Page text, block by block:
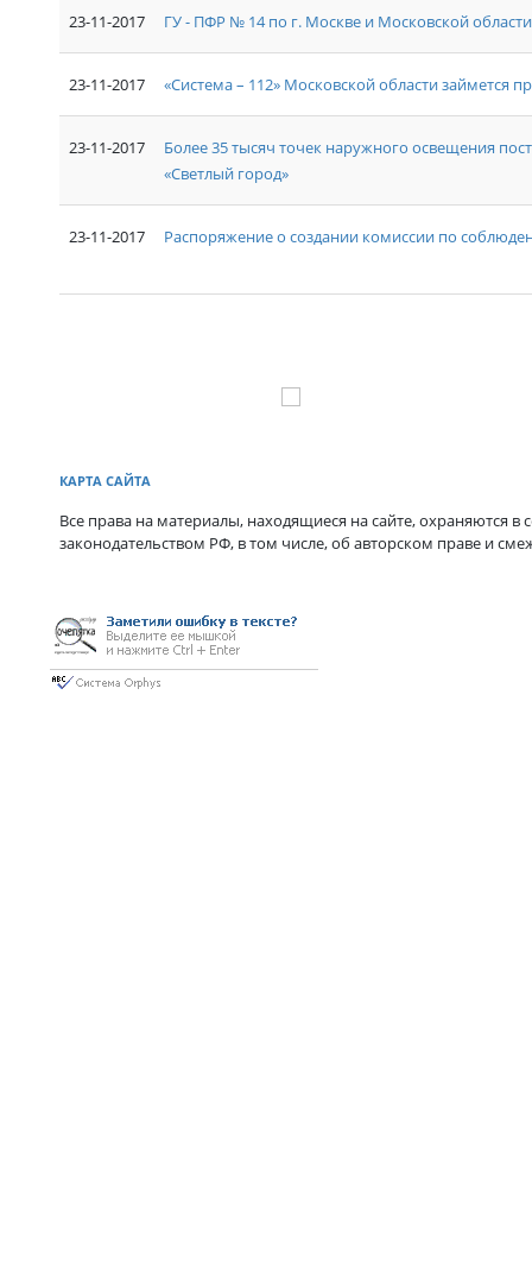
23-11-2017 ГУ - ПФР № 14 по г. Москве и Московской
23-11-2017 «Система – 112» Московской области займется
23-11-2017
Более 35 тысяч точек наружного освещения
«Светлый город»
23-11-2017 Распоряжение о создании комиссии по
КАРТА САЙТА
Все права на материалы, находящиеся на сайте, охраняются в
законодательством РФ, в том числе, об авторском праве и